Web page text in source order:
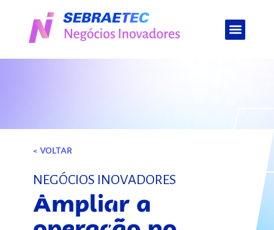
< VOLTAR
NEGÓCIOS INOVADORES
Ampliar a